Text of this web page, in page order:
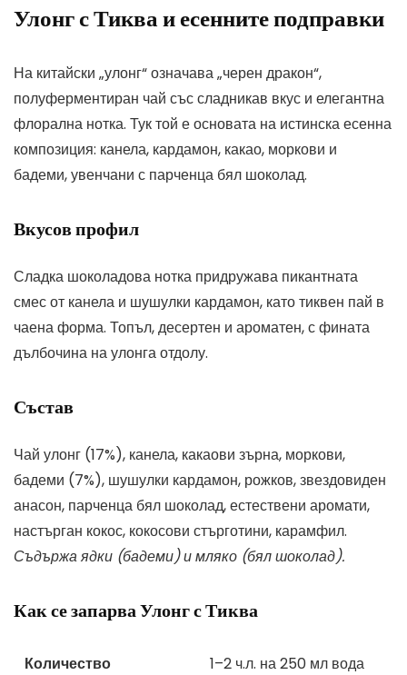
Улонг с Тиква и есенните подправки
На китайски „улонг“ означава „черен дракон“,
полуферментиран чай със сладникав вкус и елегантна
флорална нотка. Тук той е основата на истинска есенна
композиция: канела, кардамон, какао, моркови и
бадеми, увенчани с парченца бял шоколад.
Вкусов профил
Сладка шоколадова нотка придружава пикантната
смес от канела и шушулки кардамон, като тиквен пай в
чаена форма. Топъл, десертен и ароматен, с фината
дълбочина на улонга отдолу.
Състав
Чай улонг (17%), канела, какаови зърна, моркови,
бадеми (7%), шушулки кардамон, рожков, звездовиден
анасон, парченца бял шоколад, естествени аромати,
настърган кокос, кокосови стърготини, карамфил.
Съдържа ядки (бадеми) и мляко (бял шоколад).
Как се запарва Улонг с Тиква
Количество
1–2 ч.л. на 250 мл вода